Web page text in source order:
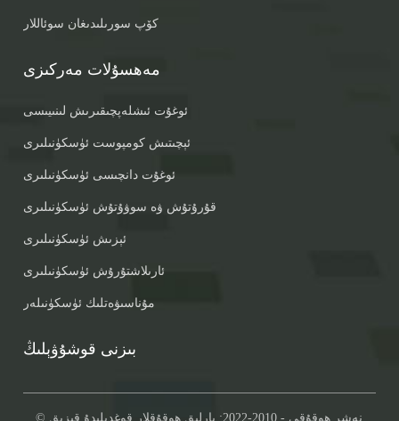
كۆپ سورىلىدىغان سوئاللار
مەھسۇلات مەركىزى
ئوغۇت ئىشلەپچىقىرىش لىنىيىسى
ئېچىتىش كومپوست ئۈسكۈنىلىرى
ئوغۇت دانچىسى ئۈسكۈنىلىرى
قۇرۇتۇش ۋە سوۋۇتۇش ئۈسكۈنىلىرى
ئېزىش ئۈسكۈنىلىرى
ئارىلاشتۇرۇش ئۈسكۈنىلىرى
مۇناسىۋەتلىك ئۈسكۈنىلەر
بىزنى قوشۇۋېلىڭ
© نەشر ھوقۇقى - 2010-2022: بارلىق ھوقۇقلار قوغدىلىدۇ. قىزىق